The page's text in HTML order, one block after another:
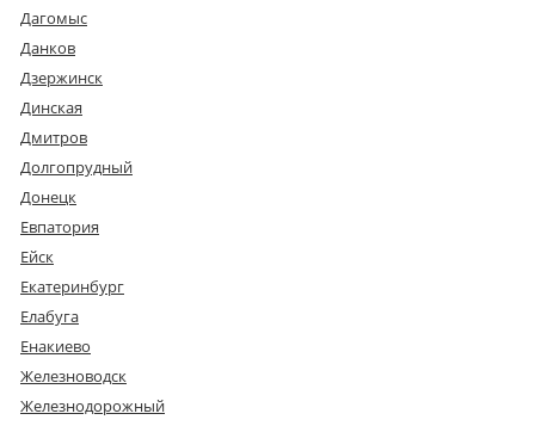
Дагомыс
Данков
Дзержинск
Динская
Дмитров
Долгопрудный
Донецк
Евпатория
Ейск
Екатеринбург
Елабуга
Енакиево
Железноводск
Железнодорожный